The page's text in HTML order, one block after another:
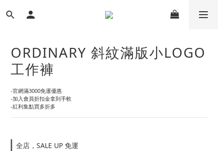
ORDINARY 斜紋滿版小LOGO
工作褲
-官網滿3000免運優惠
-加入會員折扣金拿到手軟
-紅利集點買多折多
全店，SALE UP 免運